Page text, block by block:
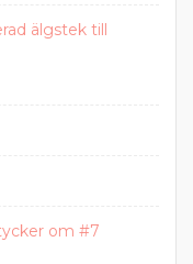
älgstek till
om #7